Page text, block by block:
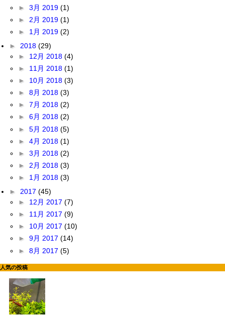
► 3月 2019 (1)
► 2月 2019 (1)
► 1月 2019 (2)
► 2018 (29)
► 12月 2018 (4)
► 11月 2018 (1)
► 10月 2018 (3)
► 8月 2018 (3)
► 7月 2018 (2)
► 6月 2018 (2)
► 5月 2018 (5)
► 4月 2018 (1)
► 3月 2018 (2)
► 2月 2018 (3)
► 1月 2018 (3)
► 2017 (45)
► 12月 2017 (7)
► 11月 2017 (9)
► 10月 2017 (10)
► 9月 2017 (14)
► 8月 2017 (5)
人気の投稿